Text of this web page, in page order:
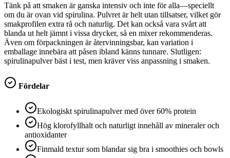
Tänk på att smaken är ganska intensiv och inte för alla—speciellt
om du är ovan vid spirulina. Pulvret är helt utan tillsatser, vilket gör
smakprofilen extra rå och naturlig. Det kan också vara svårt att
blanda ut helt jämnt i vissa drycker, så en mixer rekommenderas.
Även om förpackningen är återvinningsbar, kan variation i
emballage innebära att påsen ibland känns tunnare. Slutligen:
spirulinapulver bäst i test, men kräver viss anpassning i smaken.
Fördelar
Ekologiskt spirulinapulver med över 60% protein
Hög klorofyllhalt och naturligt innehåll av mineraler och
antioxidanter
Finmald textur som blandar sig bra i smoothies och bowls